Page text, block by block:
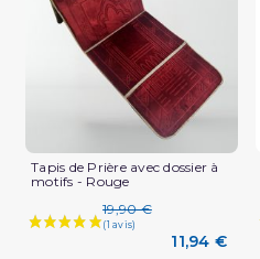
Tapis de Prière avec dossier à
motifs - Rouge
19,90 €
11,94 €